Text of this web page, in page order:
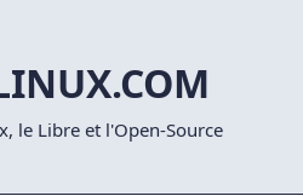
le Libre et l'Open-Source